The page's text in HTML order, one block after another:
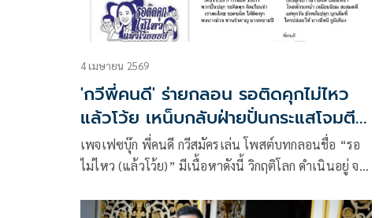
4 เมษายน 2569
'กวีพี่คนดี' ร่ายกลอน รอติดคุกไม่ไหว
แล้วโว้ย เหน็บกลับฝ่ายปั่นกระแสโจมตี
'อนุทิน'
เพจเฟซบุ๊ก พี่คนดี กวีสมัครเล่น โพสต์บทกลอนชื่อ “รอ
ไม่ไหว (แล้วโว้ย)” มีเนื้อหาดังนี้ วิกฤติโลก ดำเนินอยู่ จงรู้